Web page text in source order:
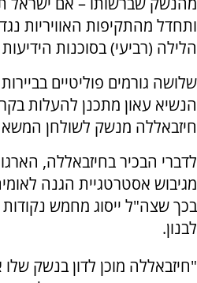
ותחדל מהתקיפות האוויריות
הלילה (רביעי) בסוכנות
שלושה גורמים פוליטיים
הנשיא עאון מתכנן להעלות
חיזבאללה מנשק לשולחן המשא
לדברי הבכיר בחיזבאללה,
מגיבוש אסטרטגיית הגנה
בכך שצה"ל ייסוג מחמש
לבנון.
"חיזבאללה מוכן לדון בנשק